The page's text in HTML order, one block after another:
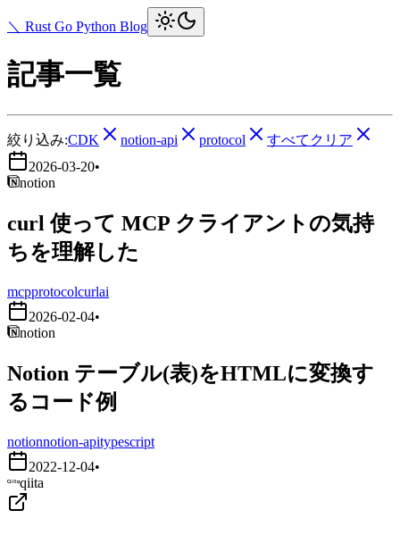
＼ Rust Go Python Blog
記事一覧
絞り込み:CDK notion-api protocol
すべてクリア
2026-03-20•
notion
curl 使って MCP クライアントの気持
ちを理解した
mcpprotocolcurlai
2026-02-04•
notion
Notion テーブル(表)をHTMLに変換す
るコード例
notionnotion-apitypescript
2022-12-04•
qiita